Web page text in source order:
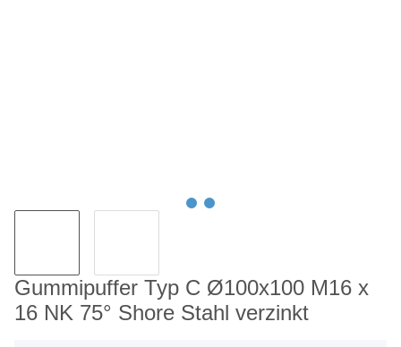
Gummipuffer Typ C Ø100x100 M16 x
16 NK 75° Shore Stahl verzinkt